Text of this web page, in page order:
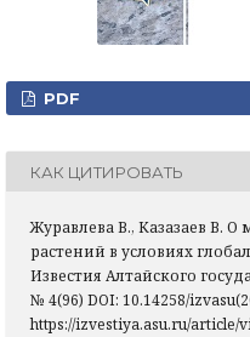
PDF
КАК ЦИТИРОВАТЬ
Журавлева В., Казазаев В.
растений в условиях
Известия Алтайского
№ 4(96) DOI: 10.14258/
https://izvestiya.asu.ru/article/